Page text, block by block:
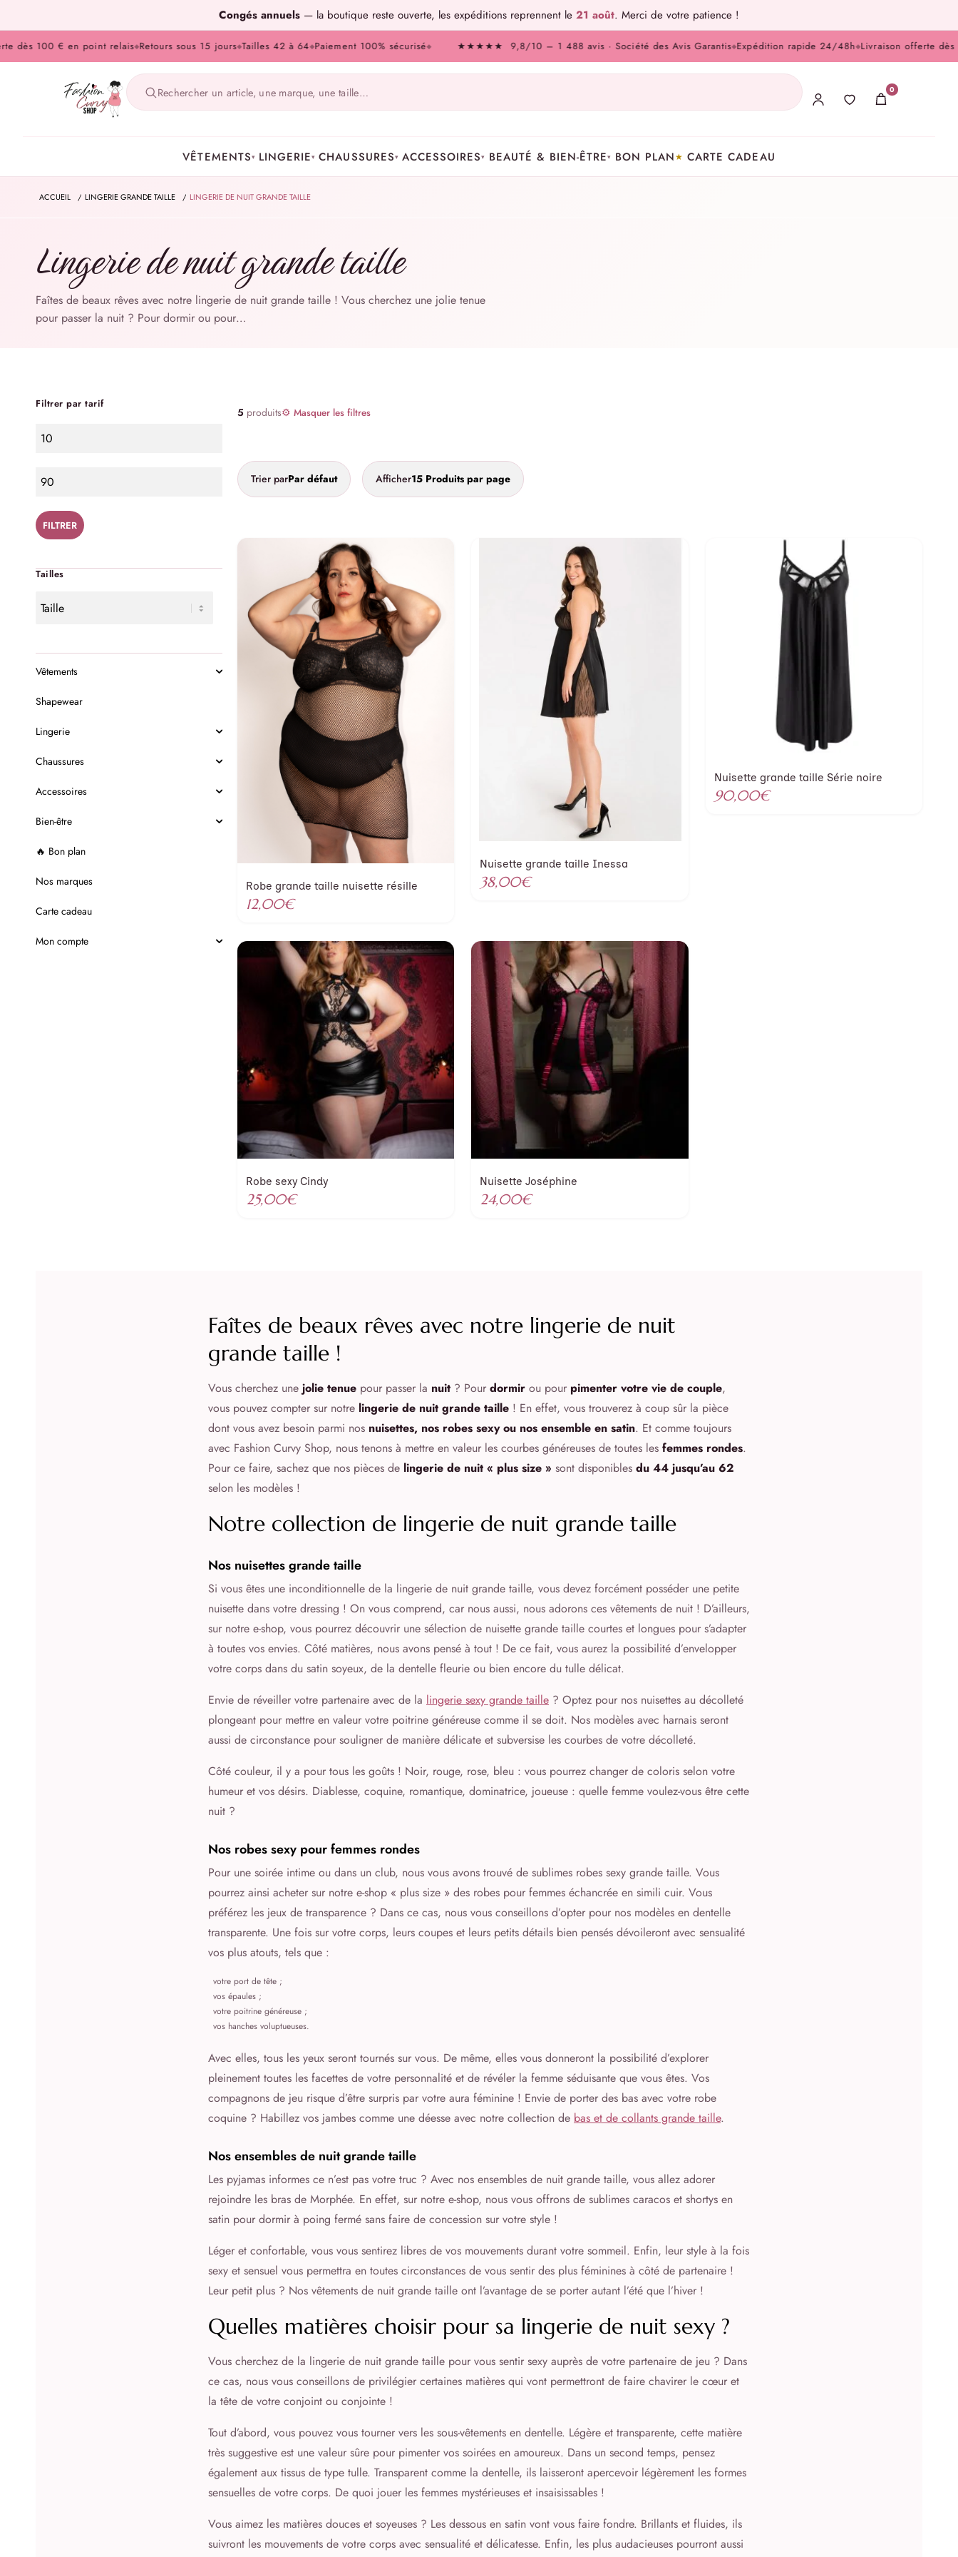
Congés annuels — la boutique reste ouverte, les expéditions reprennent le 21 août. Merci de votre patience !
100 € en point relais◆ Retours sous 15 jours◆Tailles 42 à 64◆Paiement 100% sécurisé◆ ★★★★★ 9,8/10 – 1 488 avis · Société des Avis Garantis◆Expédition rapide 24/48h◆Livraison offerte dès 100
0
VÊTEMENTS▾ LINGERIE▾ CHAUSSURES▾ ACCESSOIRES▾ BEAUTÉ & BIEN-ÊTRE▾ BON PLAN CARTE CADEAU
ACCUEIL / LINGERIE GRANDE TAILLE / LINGERIE DE NUIT GRANDE TAILLE
Lingerie de nuit grande taille
Faîtes de beaux rêves avec notre lingerie de nuit grande taille ! Vous cherchez une jolie tenue
pour passer la nuit ? Pour dormir ou pour…
5 produits⚙ Masquer les filtres
Trier parPar défaut Afficher15 Produits par page
Robe grande taille nuisette résille
12,00€
Nuisette grande taille Inessa
38,00€
Nuisette grande taille Série noire
90,00€
Robe sexy Cindy
25,00€
Nuisette Joséphine
24,00€
Faîtes de beaux rêves avec notre lingerie de nuit
grande taille !
Vous cherchez une jolie tenue pour passer la nuit ? Pour dormir ou pour pimenter votre vie de couple,
vous pouvez compter sur notre lingerie de nuit grande taille ! En effet, vous trouverez à coup sûr la pièce
dont vous avez besoin parmi nos nuisettes, nos robes sexy ou nos ensemble en satin. Et comme toujours
avec Fashion Curvy Shop, nous tenons à mettre en valeur les courbes généreuses de toutes les femmes rondes.
Pour ce faire, sachez que nos pièces de lingerie de nuit « plus size » sont disponibles du 44 jusqu’au 62
selon les modèles !
Notre collection de lingerie de nuit grande taille
Nos nuisettes grande taille
Si vous êtes une inconditionnelle de la lingerie de nuit grande taille, vous devez forcément posséder une petite
nuisette dans votre dressing ! On vous comprend, car nous aussi, nous adorons ces vêtements de nuit ! D’ailleurs,
sur notre e-shop, vous pourrez découvrir une sélection de nuisette grande taille courtes et longues pour s’adapter
à toutes vos envies. Côté matières, nous avons pensé à tout ! De ce fait, vous aurez la possibilité d’envelopper
votre corps dans du satin soyeux, de la dentelle fleurie ou bien encore du tulle délicat.
Envie de réveiller votre partenaire avec de la lingerie sexy grande taille ? Optez pour nos nuisettes au décolleté
plongeant pour mettre en valeur votre poitrine généreuse comme il se doit. Nos modèles avec harnais seront
aussi de circonstance pour souligner de manière délicate et subversise les courbes de votre décolleté.
Côté couleur, il y a pour tous les goûts ! Noir, rouge, rose, bleu : vous pourrez changer de coloris selon votre
humeur et vos désirs. Diablesse, coquine, romantique, dominatrice, joueuse : quelle femme voulez-vous être cette
nuit ?
Nos robes sexy pour femmes rondes
Pour une soirée intime ou dans un club, nous vous avons trouvé de sublimes robes sexy grande taille. Vous
pourrez ainsi acheter sur notre e-shop « plus size » des robes pour femmes échancrée en simili cuir. Vous
préférez les jeux de transparence ? Dans ce cas, nous vous conseillons d’opter pour nos modèles en dentelle
transparente. Une fois sur votre corps, leurs coupes et leurs petits détails bien pensés dévoileront avec sensualité
vos plus atouts, tels que :
votre port de tête ;
vos épaules ;
votre poitrine généreuse ;
vos hanches voluptueuses.
Avec elles, tous les yeux seront tournés sur vous. De même, elles vous donneront la possibilité d’explorer
pleinement toutes les facettes de votre personnalité et de révéler la femme séduisante que vous êtes. Vos
compagnons de jeu risque d’être surpris par votre aura féminine ! Envie de porter des bas avec votre robe
coquine ? Habillez vos jambes comme une déesse avec notre collection de bas et de collants grande taille.
Nos ensembles de nuit grande taille
Les pyjamas informes ce n’est pas votre truc ? Avec nos ensembles de nuit grande taille, vous allez adorer
rejoindre les bras de Morphée. En effet, sur notre e-shop, nous vous offrons de sublimes caracos et shortys en
satin pour dormir à poing fermé sans faire de concession sur votre style !
Léger et confortable, vous vous sentirez libres de vos mouvements durant votre sommeil. Enfin, leur style à la fois
sexy et sensuel vous permettra en toutes circonstances de vous sentir des plus féminines à côté de partenaire !
Leur petit plus ? Nos vêtements de nuit grande taille ont l’avantage de se porter autant l’été que l’hiver !
Quelles matières choisir pour sa lingerie de nuit sexy ?
Vous cherchez de la lingerie de nuit grande taille pour vous sentir sexy auprès de votre partenaire de jeu ? Dans
ce cas, nous vous conseillons de privilégier certaines matières qui vont permettront de faire chavirer le cœur et
la tête de votre conjoint ou conjointe !
Tout d’abord, vous pouvez vous tourner vers les sous-vêtements en dentelle. Légère et transparente, cette matière
très suggestive est une valeur sûre pour pimenter vos soirées en amoureux. Dans un second temps, pensez
également aux tissus de type tulle. Transparent comme la dentelle, ils laisseront apercevoir légèrement les formes
sensuelles de votre corps. De quoi jouer les femmes mystérieuses et insaisissables !
Vous aimez les matières douces et soyeuses ? Les dessous en satin vont vous faire fondre. Brillants et fluides, ils
suivront les mouvements de votre corps avec sensualité et délicatesse. Enfin, les plus audacieuses pourront aussi
Filtrer par tarif
FILTRER
Tailles
Vêtements
Shapewear
Lingerie
Chaussures
Accessoires
Bien-être
🔥 Bon plan
Nos marques
Carte cadeau
Mon compte